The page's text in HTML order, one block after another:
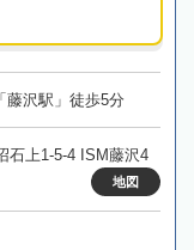
藤沢駅」徒歩5分
石上1-5-4 ISM藤沢4
地図